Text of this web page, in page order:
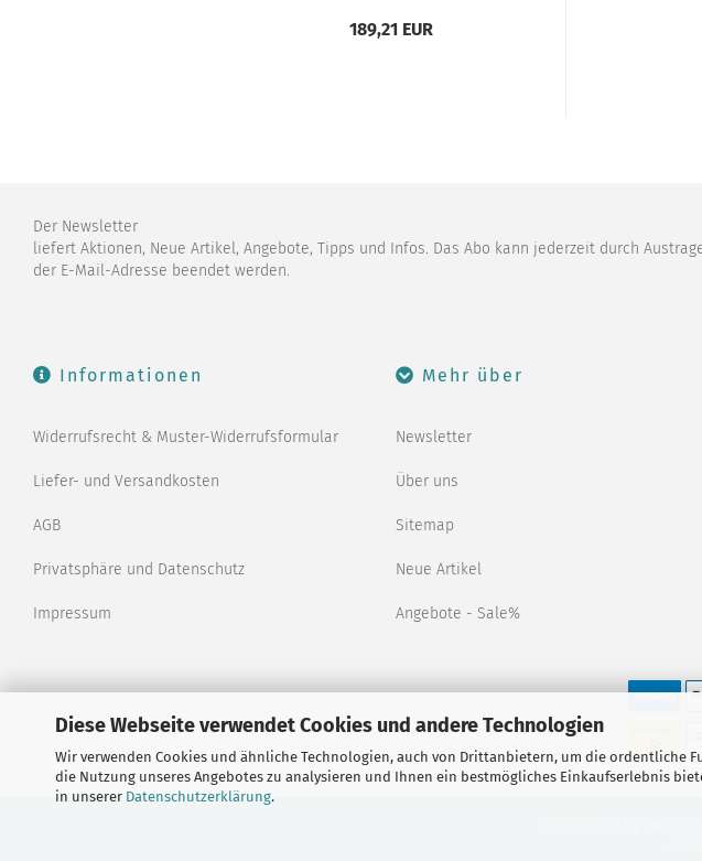
Diese Webseite verwendet Cookies und andere Technologien
Wir verwenden Cookies und ähnliche Technologien, auch von Drittanbietern, um die ordentliche
die Nutzung unseres Angebotes zu analysieren und Ihnen ein bestmögliches Einkaufserlebnis
in unserer Datenschutzerklärung.
189,21 EUR
Der Newsletter
liefert Aktionen, Neue Artikel, Angebote, Tipps und Infos. Das Abo kann jederzeit durch
der E-Mail-Adresse beendet werden.
Informationen
Widerrufsrecht & Muster-Widerrufsformular
Liefer- und Versandkosten
AGB
Privatsphäre und Datenschutz
Impressum
Mehr über
Newsletter
Über uns
Sitemap
Neue Artikel
Angebote - Sale%
Alle Preise verstehen sich inklusive der gesetzlichen